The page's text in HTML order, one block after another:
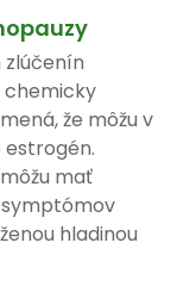
chemicky
že môžu v
mať
hladinou